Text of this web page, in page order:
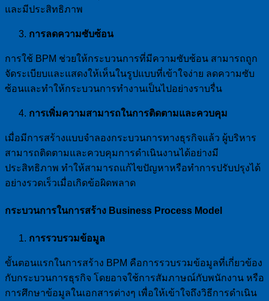
และมีประสิทธิภาพ
การลดความซับซ้อน
การใช้ BPM ช่วยให้กระบวนการที่มีความซับซ้อน สามารถถูก
จัดระเบียบและแสดงให้เห็นในรูปแบบที่เข้าใจง่าย ลดความซับ
ซ้อนและทำให้กระบวนการทำงานเป็นไปอย่างราบรื่น
การเพิ่มความสามารถในการติดตามและควบคุม
เมื่อมีการสร้างแบบจำลองกระบวนการทางธุรกิจแล้ว ผู้บริหาร
สามารถติดตามและควบคุมการดำเนินงานได้อย่างมี
ประสิทธิภาพ ทำให้สามารถแก้ไขปัญหาหรือทำการปรับปรุงได้
อย่างรวดเร็วเมื่อเกิดข้อผิดพลาด
กระบวนการในการสร้าง Business Process Model
การรวบรวมข้อมูล
ขั้นตอนแรกในการสร้าง BPM คือการรวบรวมข้อมูลที่เกี่ยวข้อง
กับกระบวนการธุรกิจ โดยอาจใช้การสัมภาษณ์กับพนักงาน หรือ
การศึกษาข้อมูลในเอกสารต่างๆ เพื่อให้เข้าใจถึงวิธีการดำเนิน